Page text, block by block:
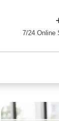
7/24 Online